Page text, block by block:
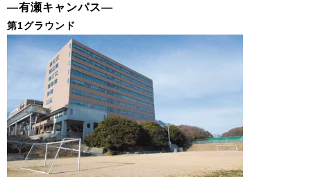
―有瀬キャンパス―
第1グラウンド